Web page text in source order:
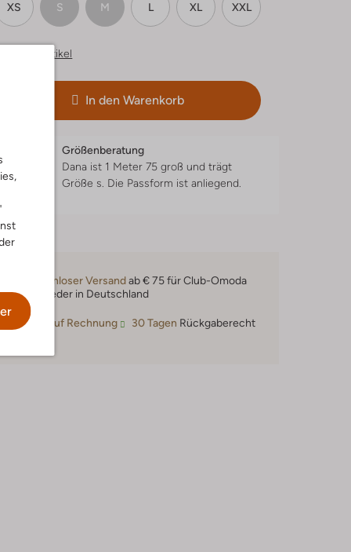
XS S M L XL XXL
Artikel
In den Warenkorb
Größenberatung
Dana ist 1 Meter 75 groß und trägt
Größe s. Die Passform istanliegend.
Kostenloser Versandab € 75 für Club-Omoda
Mitglieder in Deutschland
Kauf auf Rechnung 30 Tagen Rückgaberecht